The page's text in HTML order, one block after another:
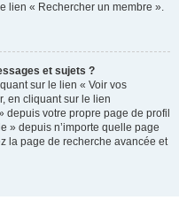
lien « Rechercher un membre ».
et sujets ?
sur le lien « Voir vos
en cliquant sur le lien
depuis votre propre page de profil
» depuis n’importe quelle page
la page de recherche avancée et